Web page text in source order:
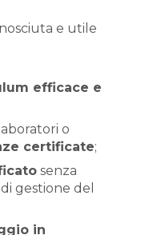
e utile
efficace e
o
certificate;
senza
gestione del
in